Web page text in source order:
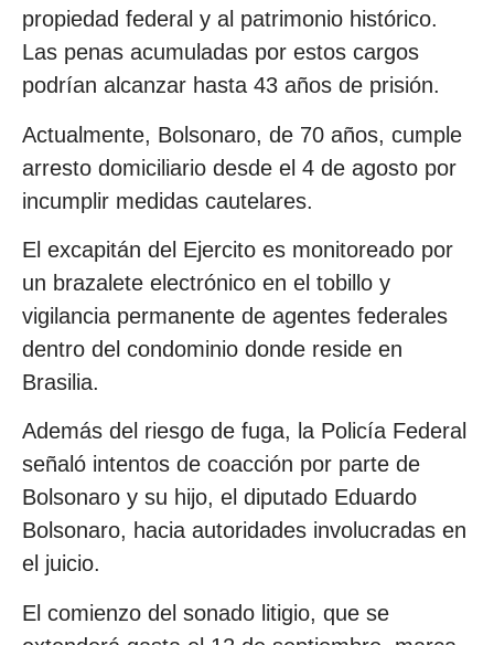
propiedad federal y al patrimonio histórico.
Las penas acumuladas por estos cargos
podrían alcanzar hasta 43 años de prisión.
Actualmente, Bolsonaro, de 70 años, cumple
arresto domiciliario desde el 4 de agosto por
incumplir medidas cautelares.
El excapitán del Ejercito es monitoreado por
un brazalete electrónico en el tobillo y
vigilancia permanente de agentes federales
dentro del condominio donde reside en
Brasilia.
Además del riesgo de fuga, la Policía Federal
señaló intentos de coacción por parte de
Bolsonaro y su hijo, el diputado Eduardo
Bolsonaro, hacia autoridades involucradas en
el juicio.
El comienzo del sonado litigio, que se